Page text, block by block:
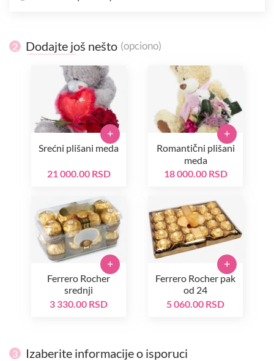
2 Dodajte još nešto (opciono)
Srećni plišani meda
21 000.00 RSD
+
Romantični plišani
meda
18 000.00 RSD
+
Ferrero Rocher
srednji
3 330.00 RSD
+
Ferrero Rocher pak
od 24
5 060.00 RSD
+
3 Izaberite informacije o isporuci